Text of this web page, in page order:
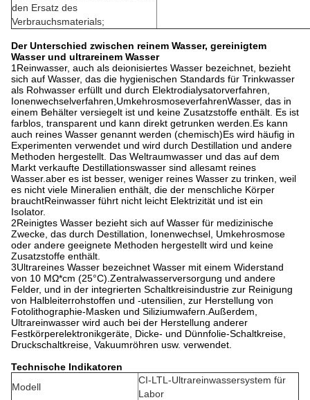
den Ersatz des
Verbrauchsmaterials;
Der Unterschied zwischen reinem Wasser, gereinigtem
Wasser und ultrareinem Wasser
1Reinwasser, auch als deionisiertes Wasser bezeichnet, bezieht
sich auf Wasser, das die hygienischen Standards für Trinkwasser
als Rohwasser erfüllt und durch Elektrodialysatorverfahren,
Ionenwechselverfahren,UmkehrosmoseverfahrenWasser, das in
einem Behälter versiegelt ist und keine Zusatzstoffe enthält. Es ist
farblos, transparent und kann direkt getrunken werden.Es kann
auch reines Wasser genannt werden (chemisch)Es wird häufig in
Experimenten verwendet und wird durch Destillation und andere
Methoden hergestellt. Das Weltraumwasser und das auf dem
Markt verkaufte Destillationswasser sind allesamt reines
Wasser.aber es ist besser, weniger reines Wasser zu trinken, weil
es nicht viele Mineralien enthält, die der menschliche Körper
brauchtReinwasser führt nicht leicht Elektrizität und ist ein
Isolator.
2Reinigtes Wasser bezieht sich auf Wasser für medizinische
Zwecke, das durch Destillation, Ionenwechsel, Umkehrosmose
oder andere geeignete Methoden hergestellt wird und keine
Zusatzstoffe enthält.
3Ultrareines Wasser bezeichnet Wasser mit einem Widerstand
von 10 MΩ*cm (25°C).Zentralwasserversorgung und andere
Felder, und in der integrierten Schaltkreisindustrie zur Reinigung
von Halbleiterrohstoffen und -utensilien, zur Herstellung von
Fotolithographie-Masken und Siliziumwafern.Außerdem,
Ultrareinwasser wird auch bei der Herstellung anderer
Festkörperelektronikgeräte, Dicke- und Dünnfolie-Schaltkreise,
Druckschaltkreise, Vakuumröhren usw. verwendet.
Technische Indikatoren
Modell
CI-LTL-Ultrareinwassersystem für
Labor